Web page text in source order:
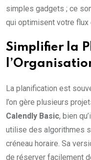
simples gadgets ; ce
qui optimisent votre flux
Simplifier la
La planification est
l’on gère plusieurs
Calendly Basic, bien
utilise des algorithmes
créneau horaire. Sa
de réserver facilement